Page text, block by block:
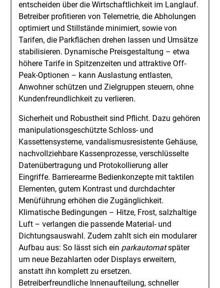
entscheiden über die Wirtschaftlichkeit im Langlauf.
Betreiber profitieren von Telemetrie, die Abholungen
optimiert und Stillstände minimiert, sowie von
Tarifen, die Parkflächen drehen lassen und Umsätze
stabilisieren. Dynamische Preisgestaltung – etwa
höhere Tarife in Spitzenzeiten und attraktive Off-
Peak-Optionen – kann Auslastung entlasten,
Anwohner schützen und Zielgruppen steuern, ohne
Kundenfreundlichkeit zu verlieren.
Sicherheit und Robustheit sind Pflicht. Dazu gehören
manipulationsgeschützte Schloss- und
Kassettensysteme, vandalismusresistente Gehäuse,
nachvollziehbare Kassenprozesse, verschlüsselte
Datenübertragung und Protokollierung aller
Eingriffe. Barrierearme Bedienkonzepte mit taktilen
Elementen, gutem Kontrast und durchdachter
Menüführung erhöhen die Zugänglichkeit.
Klimatische Bedingungen – Hitze, Frost, salzhaltige
Luft – verlangen die passende Material- und
Dichtungsauswahl. Zudem zahlt sich ein modularer
Aufbau aus: So lässt sich ein parkautomatspäter
um neue Bezahlarten oder Displays erweitern,
anstatt ihn komplett zu ersetzen.
Betreiberfreundliche Innenaufteilung, schneller